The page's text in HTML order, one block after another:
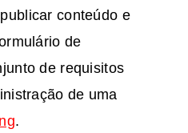
conteúdo e
de
de requisitos
de uma
.